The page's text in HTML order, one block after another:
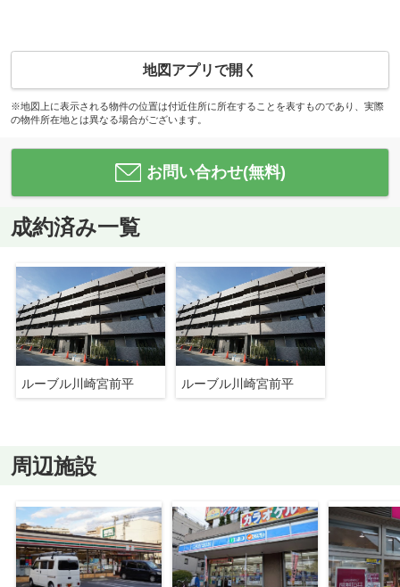
地図アプリで開く
※地図上に表示される物件の位置は付近住所に所在することを表すものであり、実際
の物件所在地とは異なる場合がございます。
お問い合わせ(無料)
成約済み一覧
ルーブル川崎宮前平 ルーブル川崎宮前平
周辺施設